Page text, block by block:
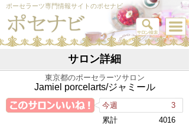
ポーセラーツ専門情報サイトのポセナビ
サロン詳細
東京都のポーセラーツサロン
Jamiel porcelarts/ジャミール
今週
3
累計
4016